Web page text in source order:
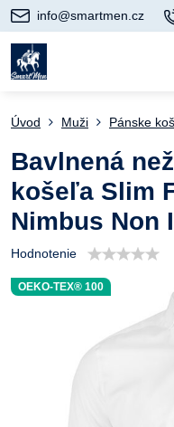
info@smartmen.cz
OEKO-TEX® 100
Úvod Muži Pánske
Bavlnená
košeľa Slim
Nimbus Non
Hodnotenie